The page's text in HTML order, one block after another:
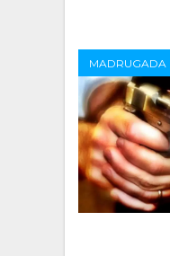
MADRUGADA